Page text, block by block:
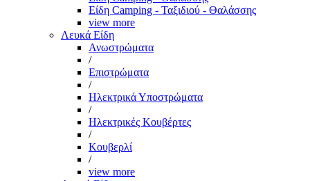
Είδη Camping - Ταξιδιού - Θαλάσσης
view more
Λευκά Είδη
Ανωστρώματα
/
Επιστρώματα
/
Ηλεκτρικά Υποστρώματα
/
Ηλεκτρικές Κουβέρτες
/
Κουβερλί
/
view more